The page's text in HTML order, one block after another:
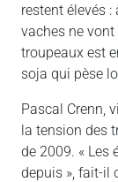
restent élevés :
vaches ne
troupeaux est
soja qui pèse
Pascal Crenn,
la tension des
de 2009. « Les
depuis », fait-il